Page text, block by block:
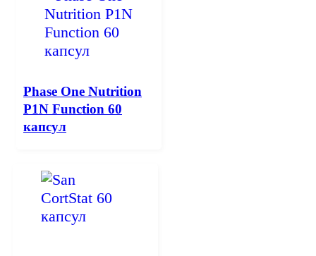
Phase One Nutrition
P1N Function 60
капсул